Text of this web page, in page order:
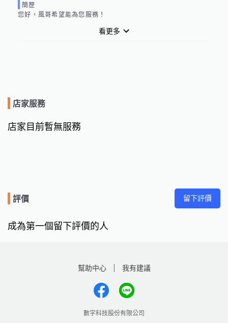
簡歷
您好， 風哥希望能為您服務！
看更多
店家服務
店家目前暫無服務
評價 留下評價
成為第一個留下評價的人
幫助中心 我有建議
數字科技股份有限公司